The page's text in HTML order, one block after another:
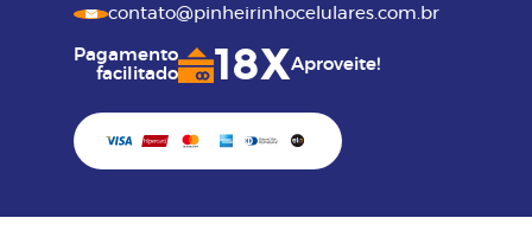
contato@pinheirinhocelulares.com.br
Pagamento
facilitado
18XAproveite!